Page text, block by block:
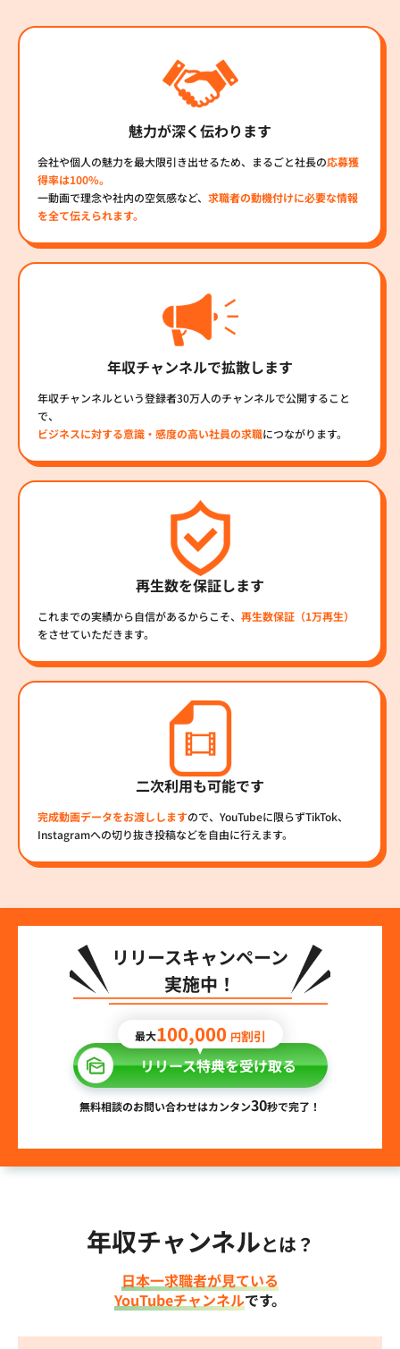
魅力が深く伝わります
会社や個人の魅力を最大限引き出せるため、まるごと社長の応募獲
得率は100%。
一動画で理念や社内の空気感など、 求職者の動機付けに必要な情報
を全て伝えられます。
年収チャンネルで拡散します
年収チャンネルという登録者30万人のチャンネルで公開すること
で、
ビジネスに対する意識・感度の高い社員の求職につながります。
再生数を保証します
これまでの実績から自信があるからこそ、 再生数保証（1万再生）
をさせていただきます。
二次利用も可能です
完成動画データをお渡ししますので、YouTubeに限らずTikTok、
Instagramへの切り抜き投稿などを自由に行えます。
リリースキャンペーン
実施中！
最大100,000 円割引
リリース特典を受け取る
無料相談のお問い合わせはカンタン30秒で完了！
年収チャンネルとは？
日本一求職者が見ている
YouTubeチャンネルです。